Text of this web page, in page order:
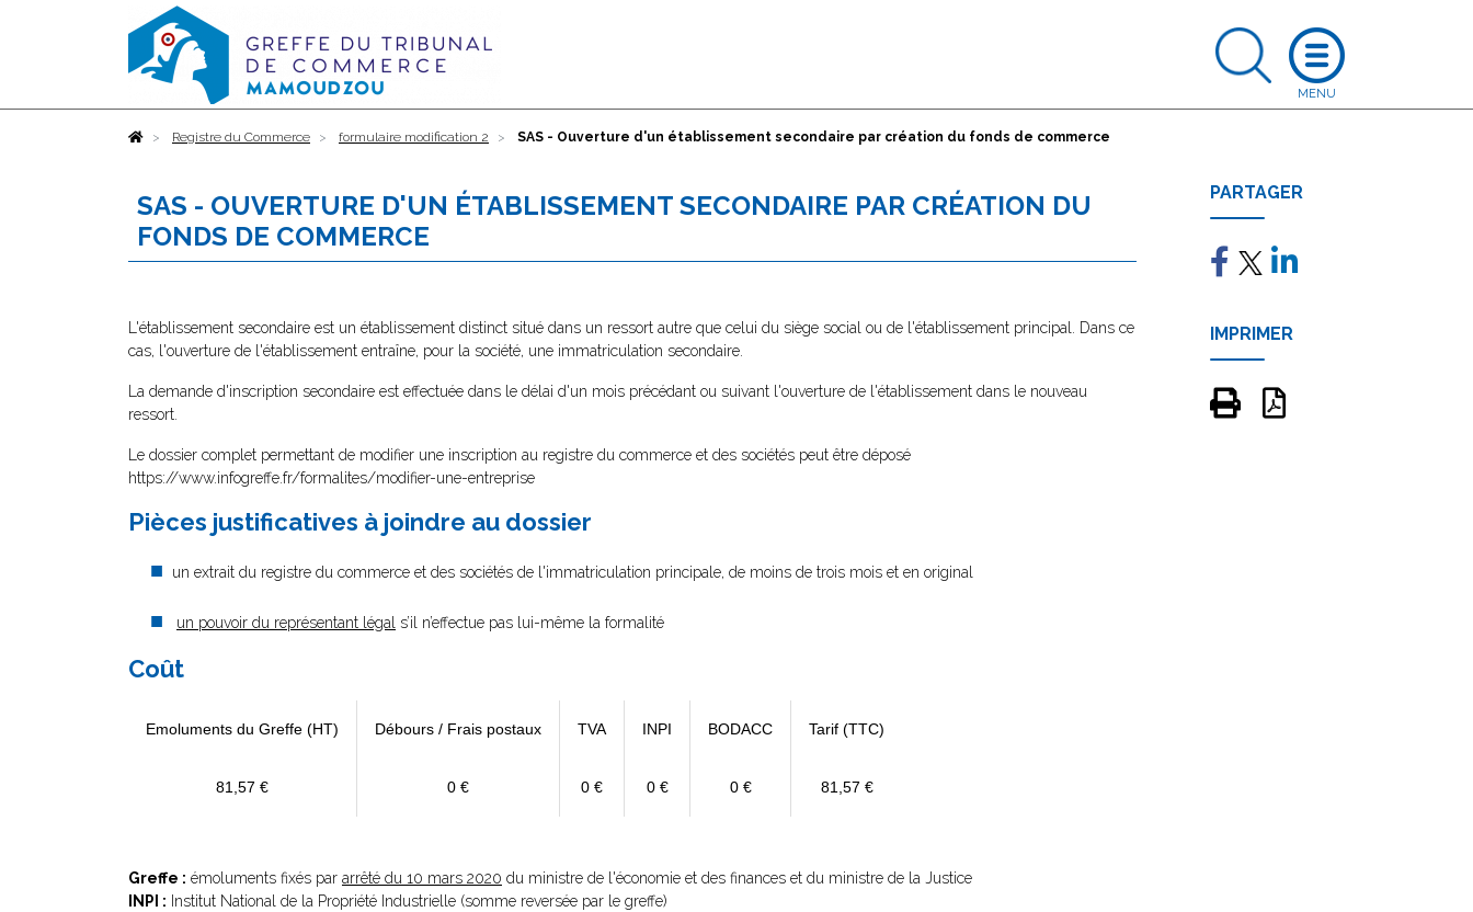
AccueilRegistre du Commerce formulaire modification 2 SAS - Ouverture d'un établissement secondaire par création du fonds de commerce
SAS - OUVERTURE D'UN ÉTABLISSEMENT SECONDAIRE PAR CRÉATION DU
FONDS DE COMMERCE
L'établissement secondaire est un établissement distinct situé dans un ressort autre que celui du siège social ou de l'établissement principal. Dans ce
cas, l'ouverture de l'établissement entraîne, pour la société, une immatriculation secondaire.
La demande d'inscription secondaire est effectuée dans le délai d'un mois précédant ou suivant l'ouverture de l'établissement dans le nouveau
ressort.
Le dossier complet permettant de modifier une inscription au registre du commerce et des sociétés peut être déposé
https://www.infogreffe.fr/formalites/modifier-une-entreprise
Pièces justificatives à joindre au dossier
un extrait du registre du commerce et des sociétés de l'immatriculation principale, de moins de trois mois et en original
un pouvoir du représentant légal s’il n’effectue pas lui-même la formalité
Coût
Emoluments du Greffe (HT) Débours / Frais postaux TVA INPI BODACC Tarif (TTC)
81,57 € 0 € 0 € 0 € 0 € 81,57 €
Greffe : émoluments fixés par arrêté du 10 mars 2020 du ministre de l'économie et des finances et du ministre de la Justice
INPI : Institut National de la Propriété Industrielle (somme reversée par le greffe)
PARTAGER
IMPRIMER